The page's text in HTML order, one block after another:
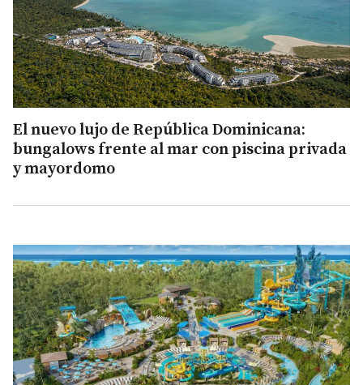
El nuevo lujo de República Dominicana:
bungalows frente al mar con piscina privada
y mayordomo